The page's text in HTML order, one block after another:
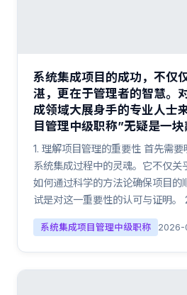
系统集成项目的成功，不仅
湛，更在于管理者的智慧。
成领域大展身手的专业人士
目管理中级职称”无疑是一块
1. 理解项目管理的重要性 首先需
系统集成过程中的灵魂。它不仅关
如何通过科学的方法论确保项目的
试是对这一重要性的认可与证明。
系统集成项目管理中级职称 2026-